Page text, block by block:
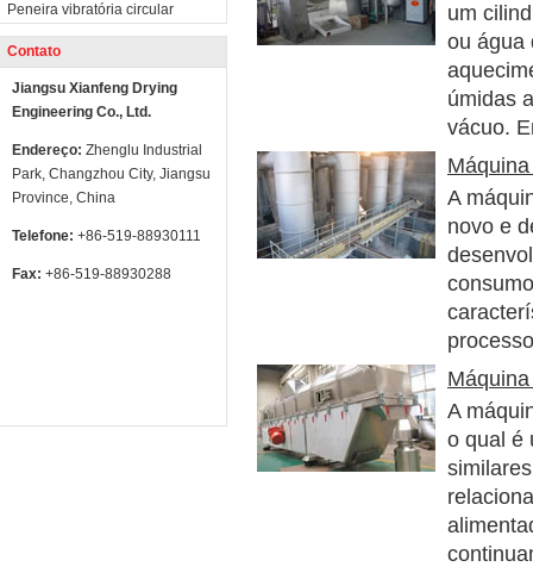
Peneira vibratória circular
Contato
Jiangsu Xianfeng Drying
Engineering Co., Ltd.
Endereço: Zhenglu Industrial
Park, Changzhou City, Jiangsu
Province, China
Telefone: +86-519-88930111
Fax: +86-519-88930288
um
ou água
úmidas
vácuo.
A
novo e
A
o qual é